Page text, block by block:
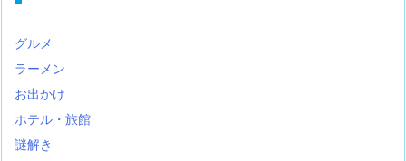
グルメ
ラーメン
お出かけ
ホテル・旅館
謎解き